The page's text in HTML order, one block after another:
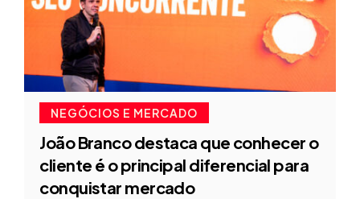
NEGÓCIOS E MERCADO
João Branco destaca que conhecer o
cliente é o principal diferencial para
conquistar mercado